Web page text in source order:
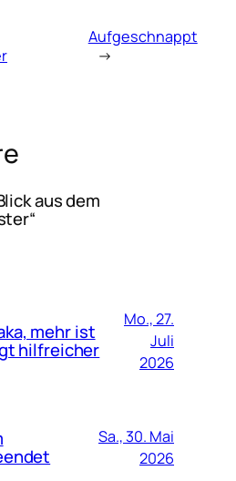
Aufgeschnappt
→
aus dem
mehr ist
hilfreicher
Mo., 27.
Juli
2026
Sa., 30. Mai
2026